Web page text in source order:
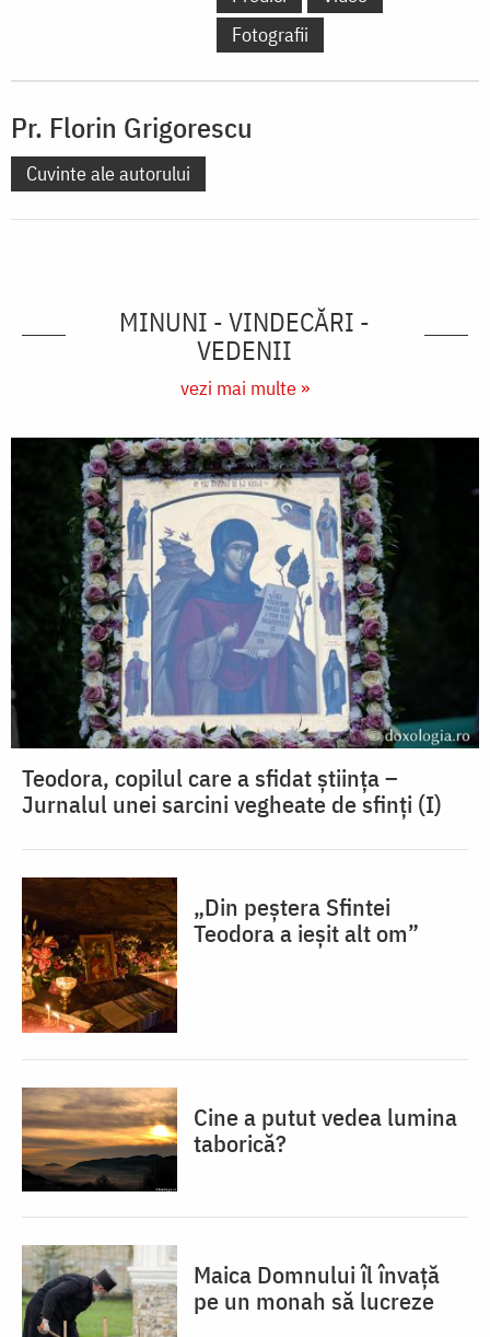
Fotografii
Pr. Florin Grigorescu
Cuvinte ale autorului
MINUNI - VINDECĂRI -
VEDENII
vezi mai multe »
Teodora, copilul care a sfidat știința –
Jurnalul unei sarcini vegheate de sfinți (I)
„Din peștera Sfintei
Teodora a ieșit alt om”
Cine a putut vedea lumina
taborică?
Maica Domnului îl învață
pe un monah să lucreze